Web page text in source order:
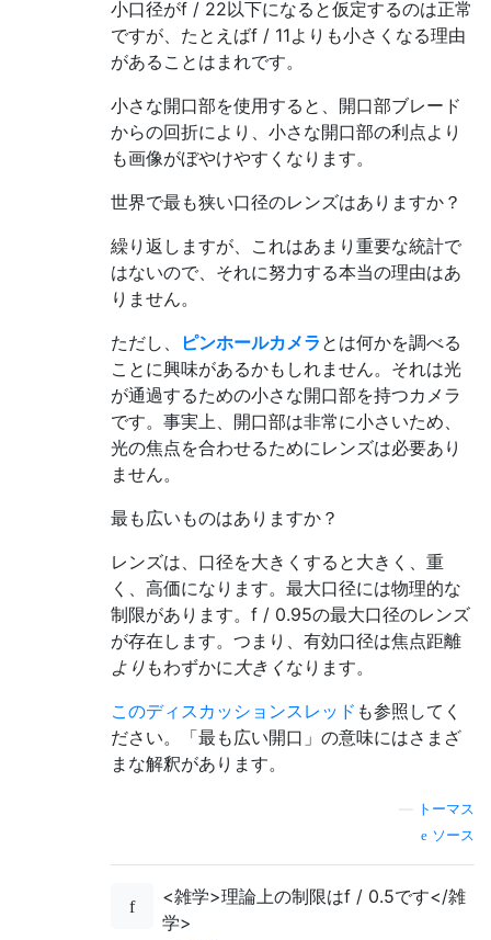
小口径がf / 22以下になると仮定するのは正常
ですが、たとえばf / 11よりも小さくなる理由
があることはまれです。
小さな開口部を使用すると、開口部ブレード
からの回折により、小さな開口部の利点より
も画像がぼやけやすくなります。
世界で最も狭い口径のレンズはありますか？
繰り返しますが、これはあまり重要な統計で
はないので、それに努力する本当の理由はあ
りません。
ただし、
ピンホールカメラ とは何かを調べる
ことに興味があるかもしれません。それは光
が通過するための小さな開口部を持つカメラ
です。事実上、開口部は非常に小さいため、
光の焦点を合わせるためにレンズは必要あり
ません。
最も広いものはありますか？
レンズは、口径を大きくすると大きく、重
く、高価になります。最大口径には物理的な
制限があります。f / 0.95の最大口径のレンズ
が存在します。つまり、有効口径は焦点距離
より もわずかに 大きく なります。
このディスカッションスレッド も参照してく
ださい。「最も広い開口」の意味にはさまざ
まな解釈があります。
トーマス
ソース
<雑学>理論上の制限はf / 0.5です</雑
学>